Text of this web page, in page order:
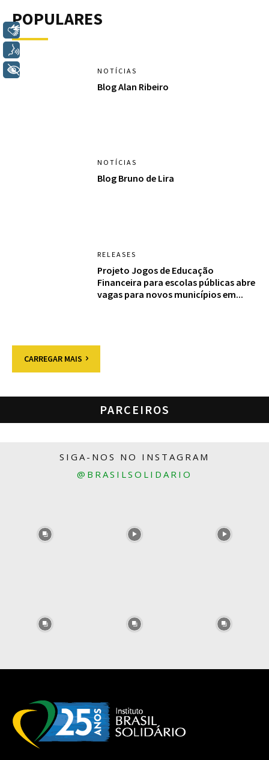
POPULARES
NOTÍCIAS
Blog Alan Ribeiro
NOTÍCIAS
Blog Bruno de Lira
RELEASES
Projeto Jogos de Educação
Financeira para escolas públicas abre
vagas para novos municípios em...
CARREGAR MAIS
PARCEIROS
SIGA-NOS NO INSTAGRAM
@BRASILSOLIDARIO
+ Acessibilidade